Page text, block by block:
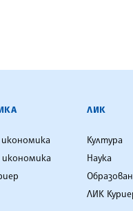
икономика
ЛИК
Култура
Наука
ЛИК